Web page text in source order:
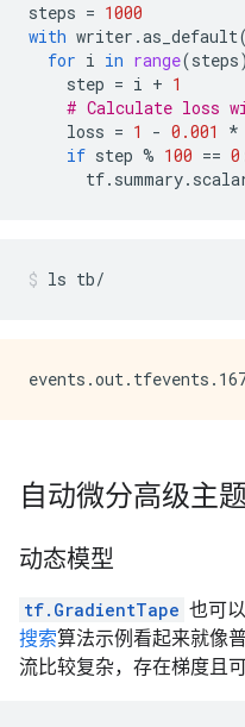
steps = 1000
with writer .as_default
for i in range(steps
step = i + 1
# Calculate loss
loss = 1 - 0.001 *
if step % 100 == 0
tf. summary.
ls tb/
自动微分高级主题
动态模型
tf.GradientTape 也可
搜索算法示例看起来就像
流比较复杂，存在梯度且可